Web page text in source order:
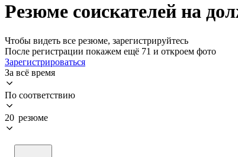
Резюме соискателей на
Чтобы видеть все резюме, зарегистрируйтесь
После регистрации покажем ещё 71 и откроем фото
Зарегистрироваться
За всё время
По соответствию
20 резюме